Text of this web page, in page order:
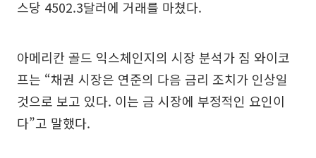
스당 4502.3달러에 거래를 마쳤다.
아메리칸 골드 익스체인지의 시장 분석가 짐 와이코
프는 “채권 시장은 연준의 다음 금리 조치가 인상일
것으로 보고 있다. 이는 금 시장에 부정적인 요인이
다”고 말했다.